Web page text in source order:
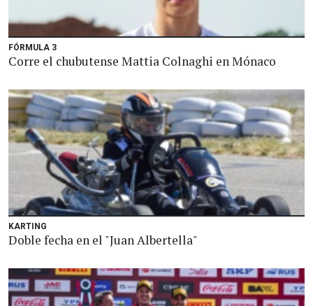
FÓRMULA 3
Corre el chubutense Mattia Colnaghi en Mónaco
KARTING
Doble fecha en el "Juan Albertella"